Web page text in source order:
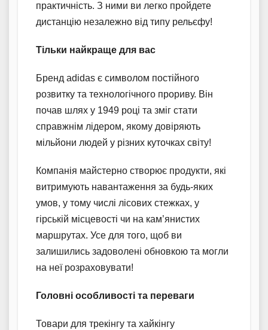
практичність. З ними ви легко пройдете
дистанцію незалежно від типу рельєфу!
Тільки найкраще для вас
Бренд adidas є символом постійного
розвитку та технологічного прориву. Він
почав шлях у 1949 році та зміг стати
справжнім лідером, якому довіряють
мільйони людей у різних куточках світу!
Компанія майстерно створює продукти, які
витримують навантаження за будь-яких
умов, у тому числі лісових стежках, у
гірській місцевості чи на кам’янистих
маршрутах. Усе для того, щоб ви
залишились задоволені обновкою та могли
на неї розраховувати!
Головні особливості та переваги
Товари для трекінгу та хайкінгу